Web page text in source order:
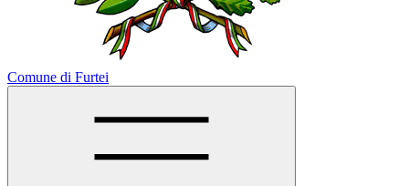
Comune di Furtei